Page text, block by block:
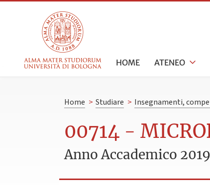
HOME ATENEO
Home > Studiare > Insegnamenti,
00714 -
Anno Accademico